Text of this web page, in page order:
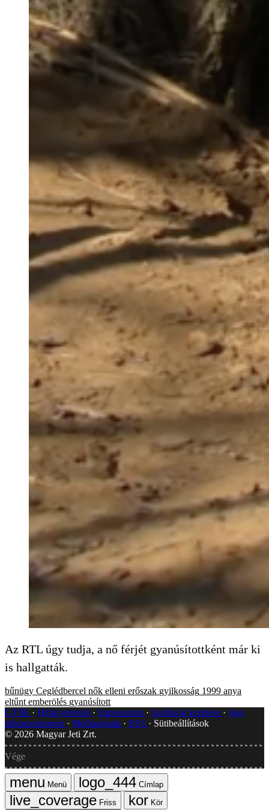
Az RTL úgy tudja, a nő férjét gyanúsítottként már ki
is hallgatták.
bűnügy Ceglédbercel nők elleni erőszak gyilkosság 1999 anya
eltűnt emberölés gyanúsított
GYIK
Hibát jelentek Impresszum Javítások kezelése
Jogi
dokumentumok
Médiaajánlat RSS
Sütibeállítások
© 2026 Magyar Jeti Zrt.
Vége
Menü
Címlap
Friss
Kör